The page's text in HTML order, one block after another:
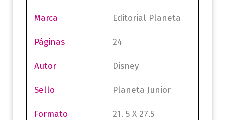
Marca Editorial Planeta
Páginas 24
Autor Disney
Sello Planeta Junior
Formato 21. 5 X 27.5